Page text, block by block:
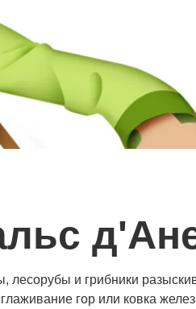
и грибники
гор или ковка